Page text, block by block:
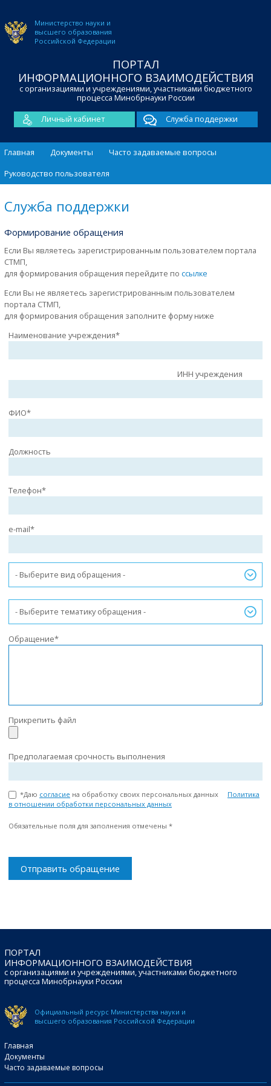
Министерство науки и
высшего образования
Российской Федерации
ПОРТАЛ
ИНФОРМАЦИОННОГО ВЗАИМОДЕЙСТВИЯ
с организациями и учреждениями, участниками бюджетного
процесса Минобрнауки России
Личный кабинет
Служба поддержки
Главная Документы
Часто задаваемые вопросы
Руководство пользователя
Служба поддержки
Формирование обращения
Если Вы являетесь зарегистрированным пользователем портала
СТМП,
для формирования обращения перейдите по ссылке
Если Вы не являетесь зарегистрированным пользователем
портала СТМП,
для формирования обращения заполните форму ниже
Наименование учреждения*
ИНН учреждения
ФИО*
Должность
Телефон*
e-mail*
- Выберите вид обращения -
- Выберите тематику обращения -
Обращение*
Прикрепить файл
Предполагаемая срочность выполнения
*Даю согласие на обработку своих персональных данных Политика
в отношении обработки персональных данных
Обязательные поля для заполнения отмечены *
Отправить обращение
ПОРТАЛ
ИНФОРМАЦИОННОГО ВЗАИМОДЕЙСТВИЯ
с организациями и учреждениями, участниками бюджетного
процесса Минобрнауки России
Официальный ресурс Министерства науки и
высшего образования Российской Федерации
Главная
Документы
Часто задаваемые вопросы